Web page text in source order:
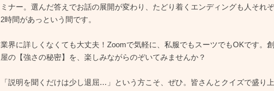
ミナー。選んだ答えでお話の展開が変わり、たどり着くエンディングも人それ
2時間があっという間です。
業界に詳しくなくても大丈夫！Zoomで気軽に、私服でもスーツでもOKです。
屋の【強さの秘密】を、楽しみながらのぞいてみませんか？
「説明を聞くだけは少し退屈…」という方こそ、ぜひ。皆さんとクイズで盛り